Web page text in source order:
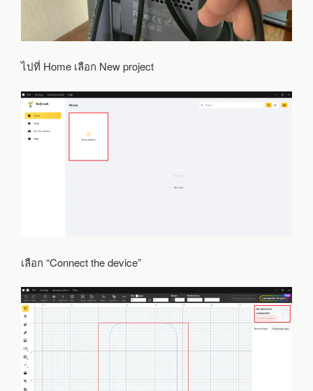
ไปที่ Home เลือก New project
เลือก “Connect the device”